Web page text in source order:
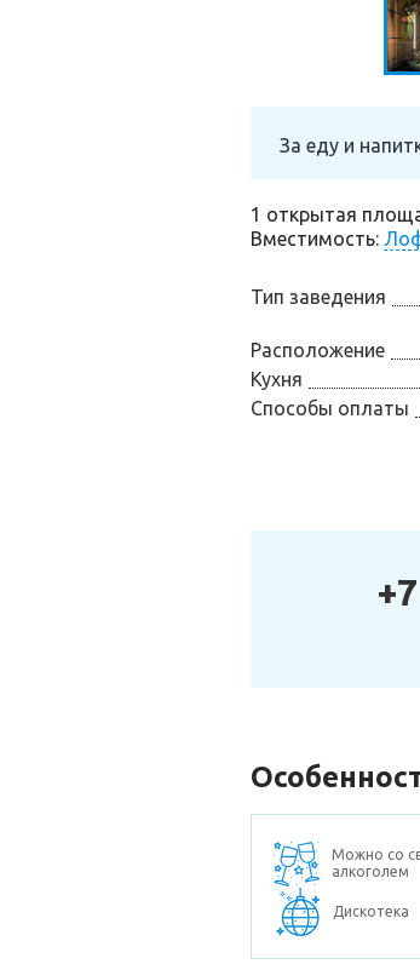
За еду и
1 открытая
Вместимость:
Тип заведения
Расположение
Кухня
Способы оплаты
Можно со
алкоголем
Дискотека